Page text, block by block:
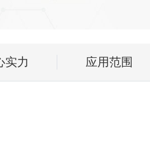
实力 应用范围